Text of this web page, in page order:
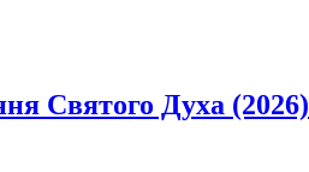
Святого Духа (2026)